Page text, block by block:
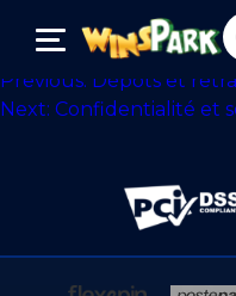
Retraits
Post
Previous: Dépôts et
Next: Confidentialité et